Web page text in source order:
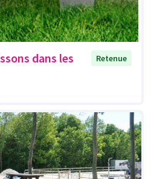
dans les
Retenue